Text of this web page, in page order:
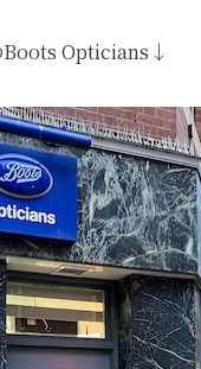
Boots Opticians↓